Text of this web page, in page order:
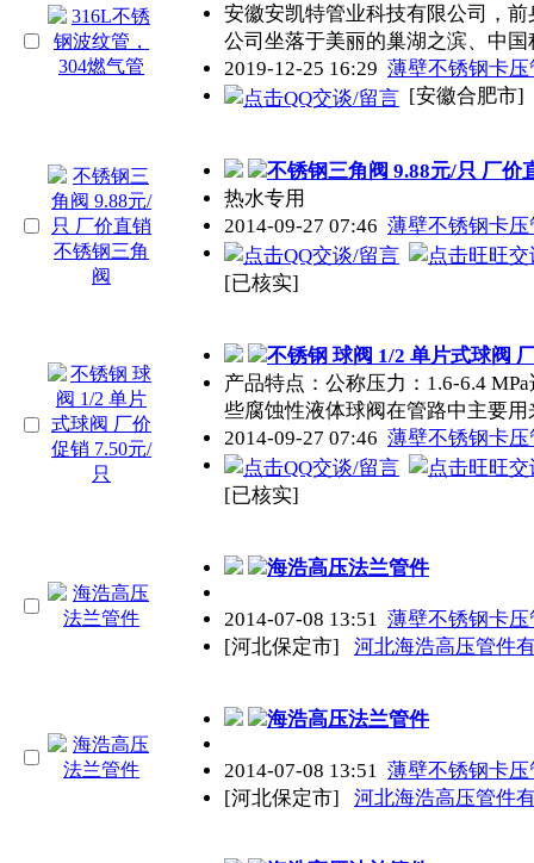
安徽安凯特管业科技有限公司，
公司坐落于美丽的巢湖之滨、中
2019-12-25 16:29 薄壁不锈钢卡压
[安徽合肥市]
不锈钢三角阀 9.88元/只 厂价
热水专用
2014-09-27 07:46 薄壁不锈钢卡压
[已核实]
不锈钢 球阀 1/2 单片式球阀
产品特点：公称压力：1.6-6.4
些腐蚀性液体球阀在管路中主要
2014-09-27 07:46 薄壁不锈钢卡压
[已核实]
海浩高压法兰管件
2014-07-08 13:51 薄壁不锈钢卡压
[河北保定市]
河北海浩高压管件
海浩高压法兰管件
2014-07-08 13:51 薄壁不锈钢卡压
[河北保定市]
河北海浩高压管件